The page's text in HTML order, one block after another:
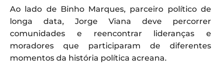
Ao lado de Binho Marques, parceiro político de
longa data, Jorge Viana deve percorrer
comunidades e reencontrar lideranças e
moradores que participaram de diferentes
momentos da história política acreana.